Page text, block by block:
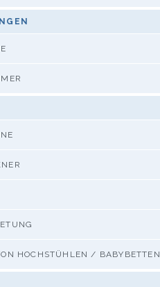
HOCHSTÜHLEN / BABYBETTEN